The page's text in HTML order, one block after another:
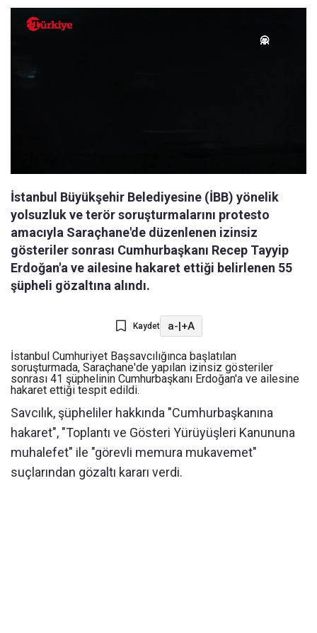
İstanbul Büyükşehir Belediyesine (İBB) yönelik
yolsuzluk ve terör soruşturmalarını protesto
amacıyla Saraçhane'de düzenlenen izinsiz
gösteriler sonrası Cumhurbaşkanı Recep Tayyip
Erdoğan'a ve ailesine hakaret ettiği belirlenen 55
şüpheli gözaltına alındı.
Kaydet a-|+A
İstanbul Cumhuriyet Başsavcılığınca başlatılan
soruşturmada, Saraçhane'de yapılan izinsiz gösteriler
sonrası 41 şüphelinin Cumhurbaşkanı Erdoğan'a ve ailesine
hakaret ettiği tespit edildi.
Savcılık, şüpheliler hakkında "Cumhurbaşkanına
hakaret", "Toplantı ve Gösteri Yürüyüşleri Kanununa
muhalefet" ile "görevli memura mukavemet"
suçlarından gözaltı kararı verdi.